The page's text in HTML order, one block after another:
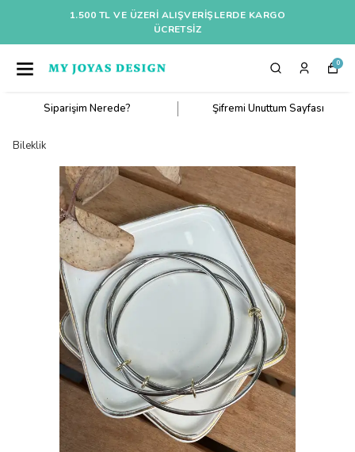
1.500 TL VE ÜZERI ALIŞVERIŞLERDE KARGO
ÜCRETSİZ
0
Siparişim Nerede? Şifremi Unuttum Sayfası
Bileklik